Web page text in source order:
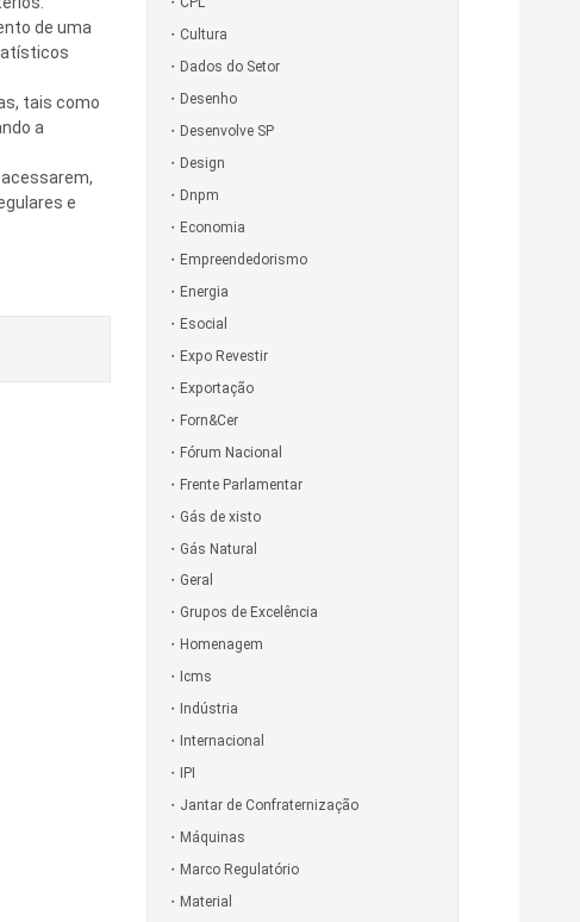
de uma
tais como
a
e
Cultura
Dados do Setor
Desenho
Desenvolve SP
Design
Dnpm
Economia
Empreendedorismo
Energia
Esocial
Expo Revestir
Exportação
Forn&Cer
Fórum Nacional
Frente Parlamentar
Gás de xisto
Gás Natural
Geral
Grupos de Excelência
Homenagem
Icms
Indústria
Internacional
IPI
Jantar de Confraternização
Máquinas
Marco Regulatório
Material